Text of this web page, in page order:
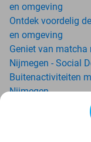
en omgeving
Ontdek voordelig
en omgeving
Geniet van
Nijmegen - Social
Buitenactiviteiten
Nijmegen
Ga voordelig de